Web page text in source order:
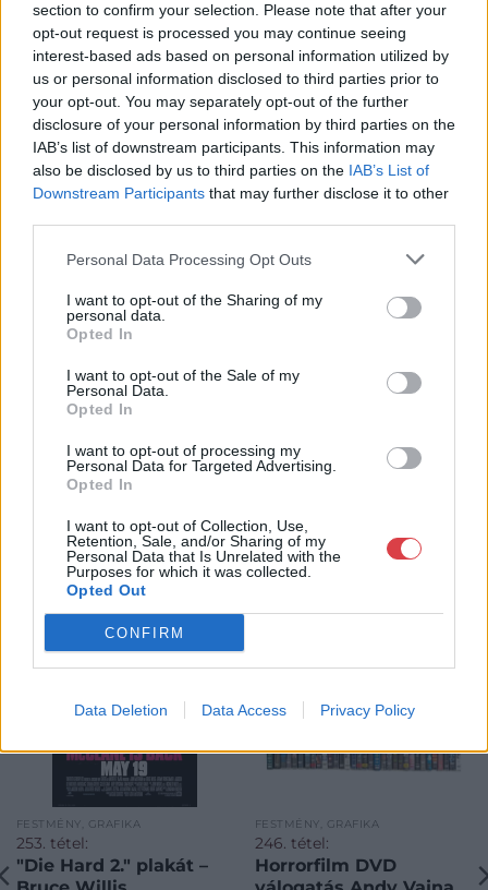
section to confirm your selection. Please note that after your
opt-out request is processed you may continue seeing
interest-based ads based on personal information utilized by
us or personal information disclosed to third parties prior to
your opt-out. You may separately opt-out of the further
disclosure of your personal information by third parties on the
IAB’s list of downstream participants. This information may
also be disclosed by us to third parties on the IAB’s List of
Downstream Participants that may further disclose it to other
Personal Data Processing Opt Outs
I want to opt-out of the Sharing of my
personal data.
Opted In
I want to opt-out of the Sale of my
Personal Data.
Opted In
I want to opt-out of processing my
Personal Data for Targeted Advertising.
Opted In
I want to opt-out of Collection, Use,
Retention, Sale, and/or Sharing of my
Personal Data that Is Unrelated with the
Purposes for which it was collected.
Opted Out
CONFIRM
Data Deletion Data Access Privacy Policy
Cím: Müller Márta
Nagyházi Galéria és Aukciósház
Kft.
1055 Budapest, Balaton utca 8.
Telefon: +361 475 6000 +361
4756005
Weboldal:
http://www.nagyhazi.hu
Bemutatkozás: Magas színvonalú festmények és műtárgyak,
néprajzi tárgyak értékesítése és aukcionálása. Hagyatékok és
a tárgyfelvétel folyamatos.
KAPCSOLÓDÓ MŰTÁRGYAK
FESTMÉNY, GRAFIKA
253. tétel:
"Die Hard 2." plakát –
FESTMÉNY, GRAFIKA
246. tétel:
Horrorfilm DVD